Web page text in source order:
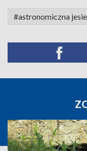
#astronomiczna